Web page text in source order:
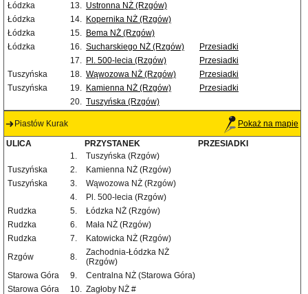
Łódzka
13. Ustronna NŻ (Rzgów)
Łódzka
14. Kopernika NŻ (Rzgów)
Łódzka
15. Bema NŻ (Rzgów)
Łódzka
16. Sucharskiego NŻ (Rzgów)
Przesiadki
17. Pl. 500-lecia (Rzgów)
Przesiadki
Tuszyńska
18. Wąwozowa NŻ (Rzgów)
Przesiadki
Tuszyńska
19. Kamienna NŻ (Rzgów)
Przesiadki
20. Tuszyńska (Rzgów)
Piastów Kurak Pokaż na mapie
ULICA PRZYSTANEK
PRZESIADKI
1.
Tuszyńska (Rzgów)
Tuszyńska
2.
Kamienna NŻ (Rzgów)
Tuszyńska
3.
Wąwozowa NŻ (Rzgów)
4.
Pl. 500-lecia (Rzgów)
Rudzka
5.
Łódzka NŻ (Rzgów)
Rudzka
6.
Mała NŻ (Rzgów)
Rudzka
7.
Katowicka NŻ (Rzgów)
Rzgów
8.
Zachodnia-Łódzka NŻ
(Rzgów)
Starowa Góra
9.
Centralna NŻ (Starowa Góra)
Starowa Góra
10. Zagłoby NŻ #